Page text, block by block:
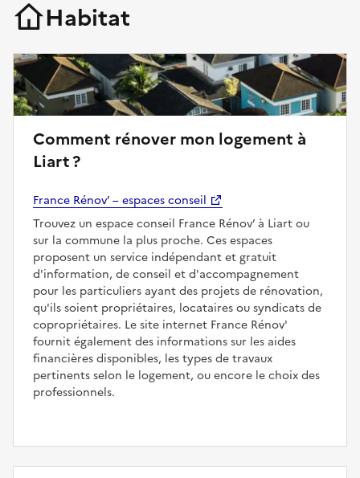
Habitat
Comment rénover mon logement à
Liart ?
France Rénov’ – espaces conseil
Trouvez un espace conseil France Rénov’ à Liart ou
sur la commune la plus proche. Ces espaces
proposent un service indépendant et gratuit
d'information, de conseil et d'accompagnement
pour les particuliers ayant des projets de rénovation,
qu'ils soient propriétaires, locataires ou syndicats de
copropriétaires. Le site internet France Rénov'
fournit également des informations sur les aides
financières disponibles, les types de travaux
pertinents selon le logement, ou encore le choix des
professionnels.